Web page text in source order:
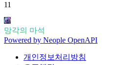
11
망각의 마석
Powered by Neople OpenAPI
개인정보처리방침